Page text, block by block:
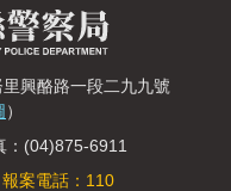
興酪路一段二九九號
）
(04)875-6911
報案電話：110